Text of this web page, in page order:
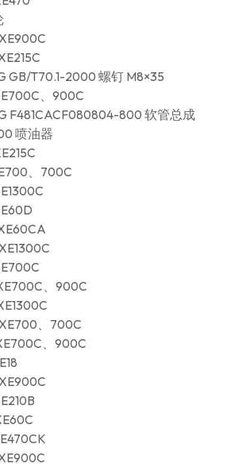
GB/T70.1-2000 螺钉 M8×35
、900C
F481CACF080804-800 软管总成
喷油器
、700C
、900C
、700C
、900C